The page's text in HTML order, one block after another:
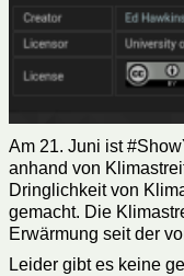
Am 21. Juni ist
anhand von
Dringlichkeit von
gemacht. Die
Erwärmung seit der
Leider gibt es keine